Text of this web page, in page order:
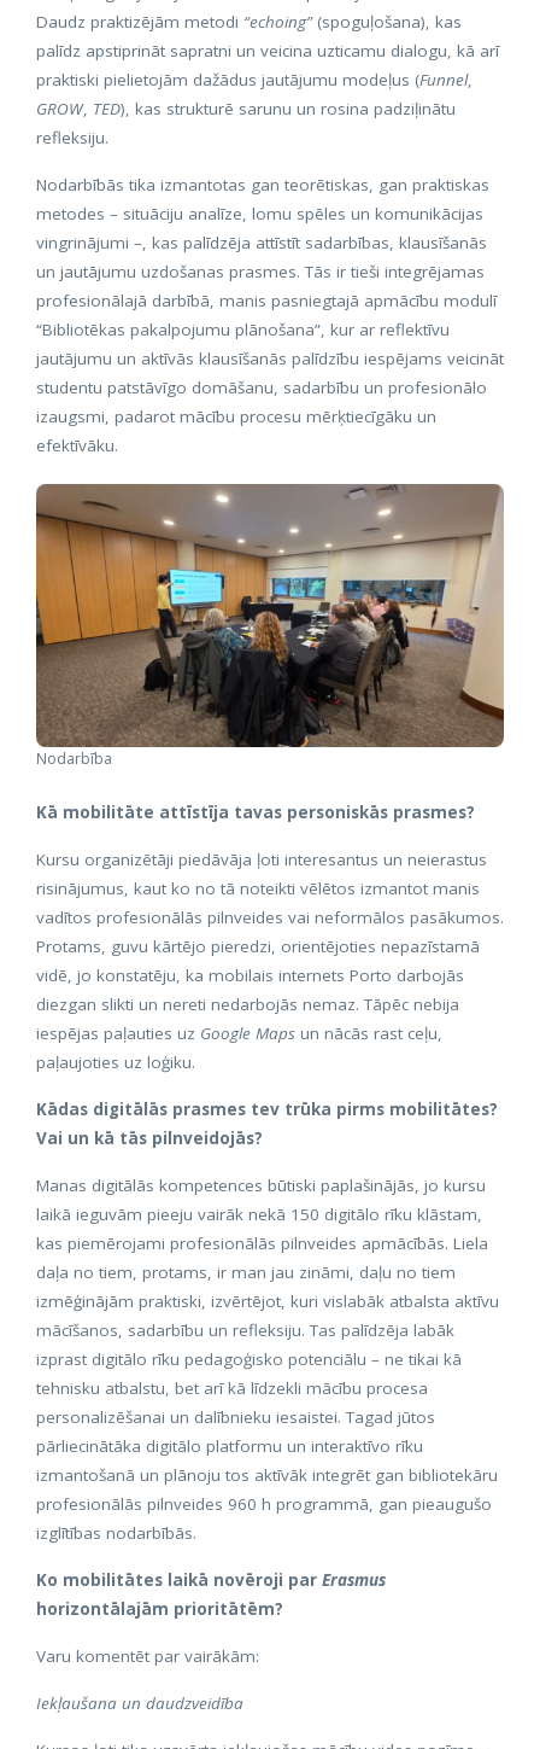
Daudz praktizējām metodi “echoing”(spoguļošana), kas
palīdz apstiprināt sapratni un veicina uzticamu dialogu, kā arī
praktiski pielietojām dažādus jautājumu modeļus (Funnel,
GROW, TED), kas strukturē sarunu un rosina padziļinātu
refleksiju.
Nodarbībās tika izmantotas gan teorētiskas, gan praktiskas
metodes – situāciju analīze, lomu spēles un komunikācijas
vingrinājumi –, kas palīdzēja attīstīt sadarbības, klausīšanās
un jautājumu uzdošanas prasmes. Tās ir tieši integrējamas
profesionālajā darbībā, manis pasniegtajā apmācību modulī
“Bibliotēkas pakalpojumu plānošana”, kur ar reflektīvu
jautājumu un aktīvās klausīšanās palīdzību iespējams veicināt
studentu patstāvīgo domāšanu, sadarbību un profesionālo
izaugsmi, padarot mācību procesu mērķtiecīgāku un
efektīvāku.
Nodarbība
Kā mobilitāte attīstīja tavas personiskās prasmes?
Kursu organizētāji piedāvāja ļoti interesantus un neierastus
risinājumus, kaut ko no tā noteikti vēlētos izmantot manis
vadītos profesionālās pilnveides vai neformālos pasākumos.
Protams, guvu kārtējo pieredzi, orientējoties nepazīstamā
vidē, jo konstatēju, ka mobilais internets Porto darbojās
diezgan slikti un nereti nedarbojās nemaz. Tāpēc nebija
iespējas paļauties uz Google Maps un nācās rast ceļu,
paļaujoties uz loģiku.
Kādas digitālās prasmes tev trūka pirms mobilitātes?
Vai un kā tās pilnveidojās?
Manas digitālās kompetences būtiski paplašinājās, jo kursu
laikā ieguvām pieeju vairāk nekā 150 digitālo rīku klāstam,
kas piemērojami profesionālās pilnveides apmācībās. Liela
daļa no tiem, protams, ir man jau zināmi, daļu no tiem
izmēģinājām praktiski, izvērtējot, kuri vislabāk atbalsta aktīvu
mācīšanos, sadarbību un refleksiju. Tas palīdzēja labāk
izprast digitālo rīku pedagoģisko potenciālu – ne tikai kā
tehnisku atbalstu, bet arī kā līdzekli mācību procesa
personalizēšanai un dalībnieku iesaistei. Tagad jūtos
pārliecinātāka digitālo platformu un interaktīvo rīku
izmantošanā un plānoju tos aktīvāk integrēt gan bibliotekāru
profesionālās pilnveides 960 h programmā, gan pieaugušo
izglītības nodarbībās.
Ko mobilitātes laikā novēroji par Erasmus
horizontālajām prioritātēm?
Varu komentēt par vairākām:
Iekļaušana un daudzveidība